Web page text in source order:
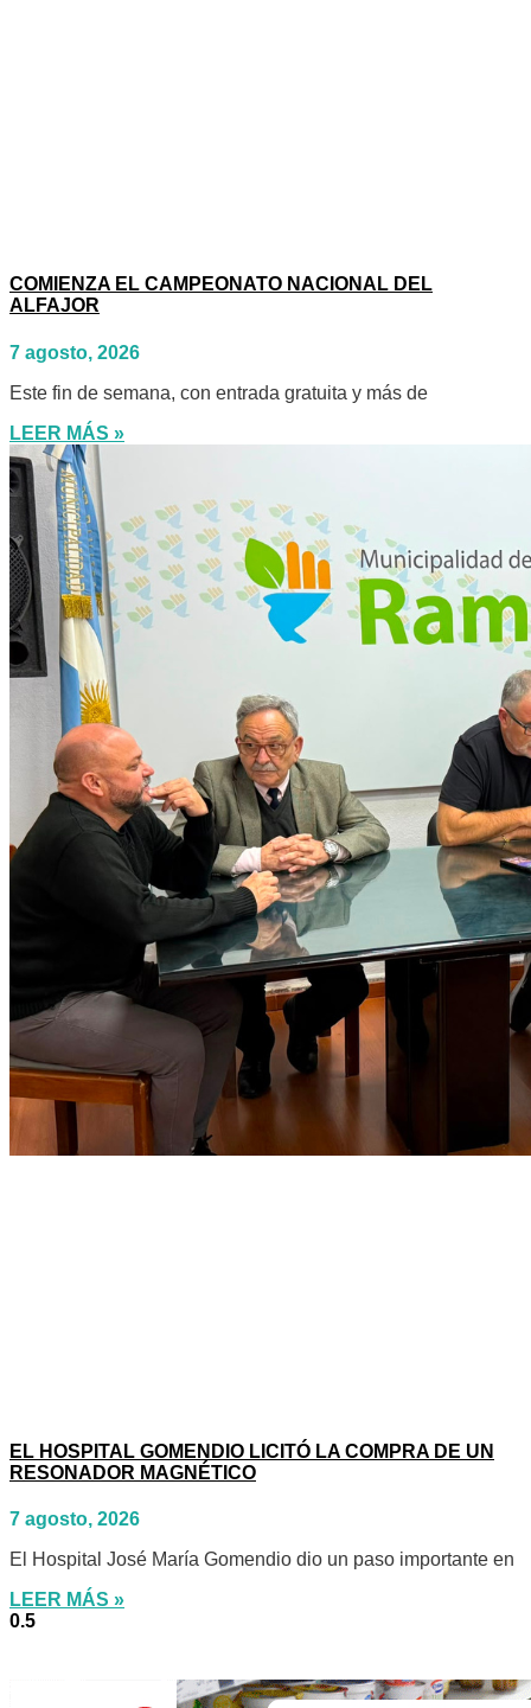
COMIENZA EL CAMPEONATO NACIONAL DEL
ALFAJOR
7 agosto, 2026
Este fin de semana, con entrada gratuita y más de
LEER MÁS »
EL HOSPITAL GOMENDIO LICITÓ LA COMPRA DE UN
RESONADOR MAGNÉTICO
7 agosto, 2026
El Hospital José María Gomendio dio un paso importante en
LEER MÁS »